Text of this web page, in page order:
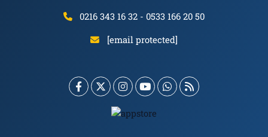
0216 343 16 32 - 0533 166 20 50
[email protected]